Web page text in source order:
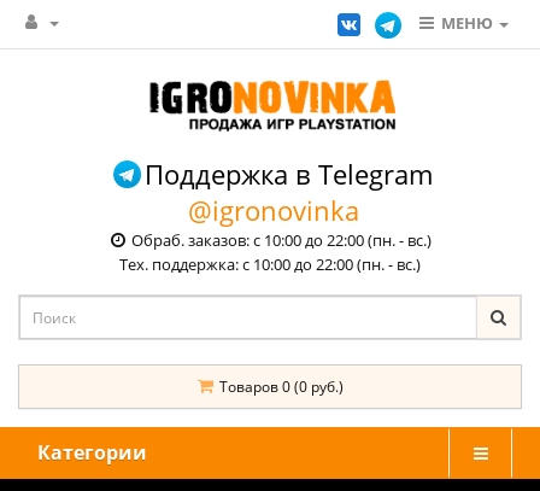
МЕНЮ
Поддержка в Telegram
@igronovinka
Обраб. заказов: с 10:00 до 22:00 (пн. - вс.)
Тех. поддержка: с 10:00 до 22:00 (пн. - вс.)
Товаров 0 (0 руб.)
Категории